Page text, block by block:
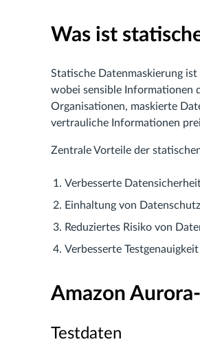
Was ist
Statische Datenmaskierung
wobei sensible Informationen
Organisationen, maskierte
vertrauliche Informationen
Zentrale Vorteile der
Verbesserte
Einhaltung von
Reduziertes Risiko von
Verbesserte Testgenauigkeit
Amazon
Testdaten